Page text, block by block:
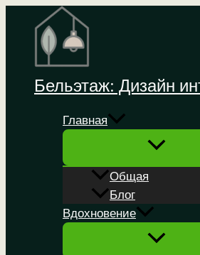
Перейти
содержимому
Бельэтаж: Дизайн
Главная
Общая
Блог
Вдохновение